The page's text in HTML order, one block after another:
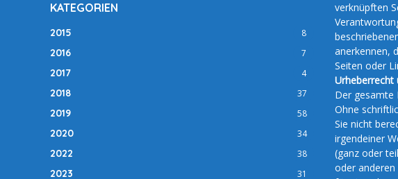
KATEGORIEN
2015 8
2016 7
2017 4
2018 37
2019 58
2020 34
2022 38
2023 31
verknüpften
anerkennen,
Seiten oder
Urheberrecht
Der gesamte
Ohne
Sie nicht
irgendeiner
(ganz oder
oder